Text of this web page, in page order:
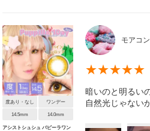
度あり・なし ワンデー
14.5mm 14.0mm
アシストシュシュ パピーラワン
モアコ
★★★★★
暗いのと明るい
自然光じゃない